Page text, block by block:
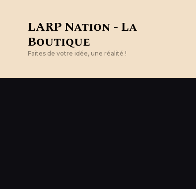
LARP Nation - La
Boutique
Faites de votre idée, une réalité !